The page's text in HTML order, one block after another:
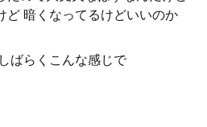
ど 暗くなってるけどいいのか
ばらくこんな感じで